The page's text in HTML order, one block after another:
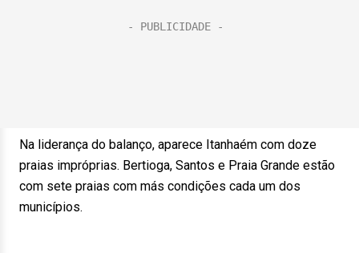
Na liderança do balanço, aparece Itanhaém com doze
praias impróprias. Bertioga, Santos e Praia Grande estão
com sete praias com más condições cada um dos
municípios.